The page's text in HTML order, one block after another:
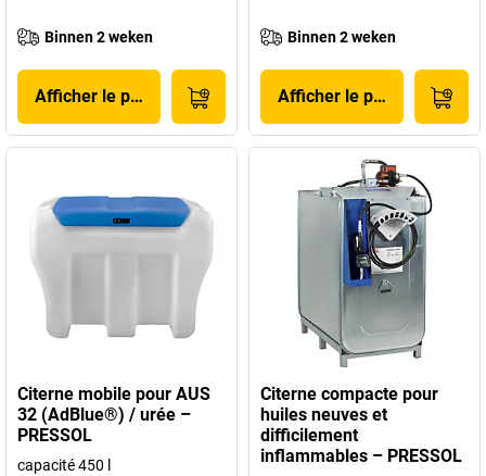
Binnen 2 weken
Afficher le produit
Binnen 2 weken
Afficher le produit
Citerne mobile pour AUS
32 (AdBlue®) / urée –
PRESSOL
capacité 450 l
Citerne compacte pour
huiles neuves et
difficilement
inflammables – PRESSOL